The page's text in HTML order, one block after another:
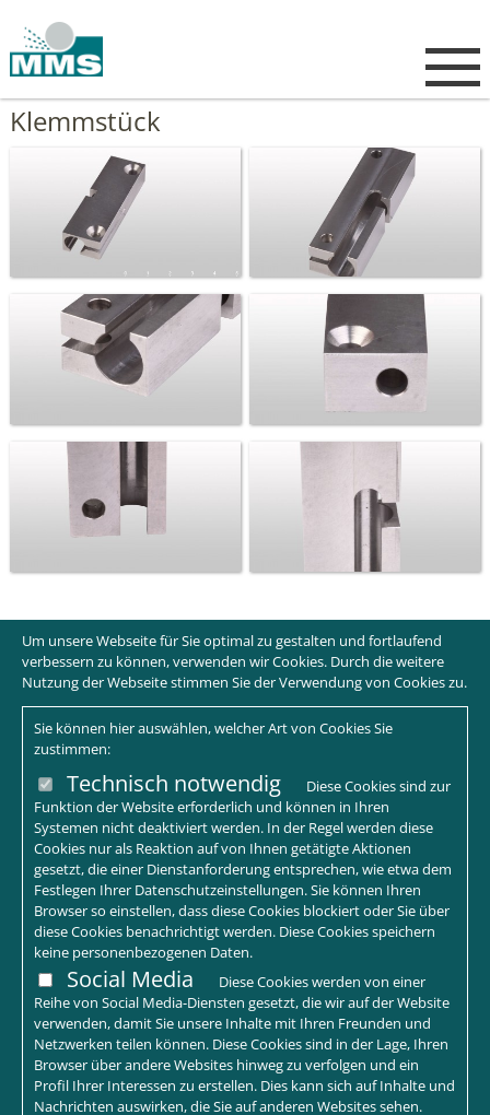
Klemmstück
Um unsere Webseite für Sie optimal zu gestalten und fortlaufend
verbessern zu können, verwenden wir Cookies. Durch die weitere
Nutzung der Webseite stimmen Sie der Verwendung von Cookies zu.
Sie können hier auswählen, welcher Art von Cookies Sie
zustimmen:
Technisch notwendig
Diese Cookies sind zur
Funktion der Website erforderlich und können in Ihren
Systemen nicht deaktiviert werden. In der Regel werden diese
Cookies nur als Reaktion auf von Ihnen getätigte Aktionen
gesetzt, die einer Dienstanforderung entsprechen, wie etwa dem
Festlegen Ihrer Datenschutzeinstellungen. Sie können Ihren
Browser so einstellen, dass diese Cookies blockiert oder Sie über
diese Cookies benachrichtigt werden. Diese Cookies speichern
keine personenbezogenen Daten.
Social Media
Diese Cookies werden von einer
Reihe von Social Media-Diensten gesetzt, die wir auf der Website
verwenden, damit Sie unsere Inhalte mit Ihren Freunden und
Netzwerken teilen können. Diese Cookies sind in der Lage, Ihren
Browser über andere Websites hinweg zu verfolgen und ein
Profil Ihrer Interessen zu erstellen. Dies kann sich auf Inhalte und
Nachrichten auswirken, die Sie auf anderen Websites sehen.